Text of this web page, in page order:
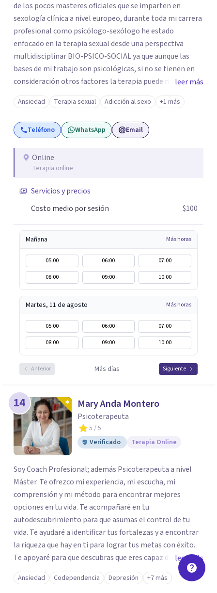
de los pocos masteres oficiales que se imparten en
sexología clínica a nivel europeo, durante toda mi carrera
profesional como psicólogo-sexólogo he estado
enfocado en la terapia sexual desde una perspectiva
multidisciplinar BIO-PSICO-SOCIAL ya que aunque las
bases de mi trabajo son psicológicas, si no se tienen en
consideración otros factores la terapia puede no
funcionar al tener una visión demasiado simplista,
excluyendo de antemano otros factores que pueden
influir. Mi intención es ayudar para conseguir una mejora
global de tu sexualidad, considerando cada caso como
personal concreta. En especial mi ámbito de trabajo es la
disfunción eréctil, la eyaculación precoz y la falta de
es de enorme importancia tanto para el bienestar físico y
mental como a nivel personal para una buena
leer más
Ansiedad Terapia sexual Adicción al sexo +1 más
Teléfono WhatsApp Email
Online
Terapia online
Servicios y precios
Costo medio por sesión
$100
Mañana Más horas
05:00 06:00
07:00
08:00
09:00 10:00
Martes, 11 de agosto Más horas
05:00 06:00
07:00
08:00
09:00 10:00
Anterior Más días Siguiente
14 Mary Anda Montero
Psicoterapeuta
5 / 5
Verificado
Terapia Online
Soy Coach Profesional; además Psicoterapeuta a nivel
Máster. Te ofrezco mi experiencia, mi escucha, mi
comprensión y mi método para encontrar mejores
opciones en tu vida. Te acompañaré en tu
autodescubrimiento para que asumas el control de tu
vida. Te ayudaré a identificar tus fortalezas y a encontrar
la riqueza que hay en ti para lograr tus metas con éxito.
Te apoyaré para que descubras que eres capaz de
convertir los problemas en oportunidades Tú tienes
derecho a vivir con bienestar, sin culpas, sin
leer más
Ansiedad Codependencia Depresión +7 más